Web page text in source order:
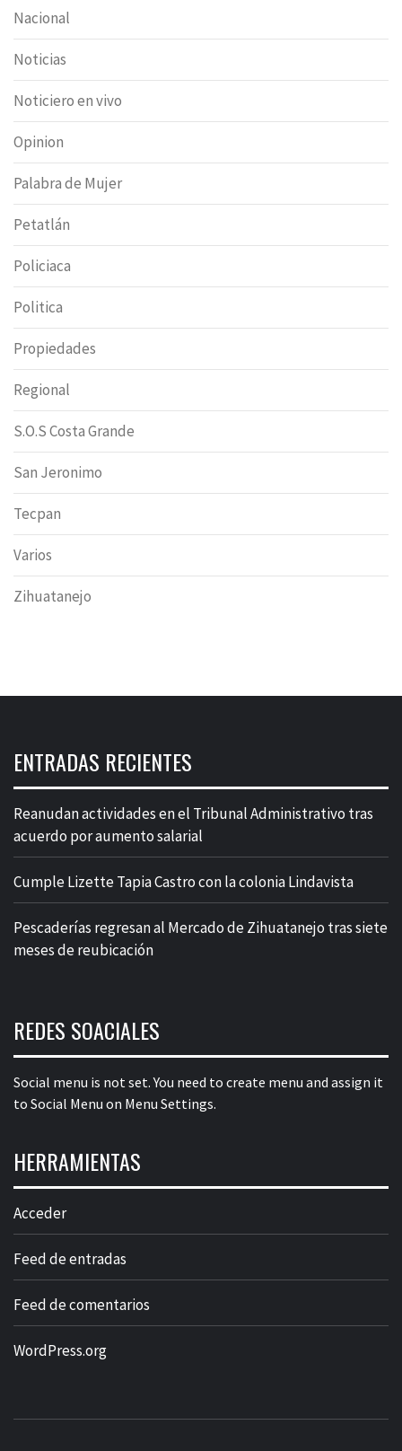
Nacional
Noticias
Noticiero en vivo
Opinion
Palabra de Mujer
Petatlán
Policiaca
Politica
Propiedades
Regional
S.O.S Costa Grande
San Jeronimo
Tecpan
Varios
Zihuatanejo
ENTRADAS RECIENTES
Reanudan actividades en el Tribunal Administrativo tras
acuerdo por aumento salarial
Cumple Lizette Tapia Castro con la colonia Lindavista
Pescaderías regresan al Mercado de Zihuatanejo tras siete
meses de reubicación
REDES SOACIALES
Social menu is not set. You need to create menu and assign it
to Social Menu on Menu Settings.
HERRAMIENTAS
Acceder
Feed de entradas
Feed de comentarios
WordPress.org